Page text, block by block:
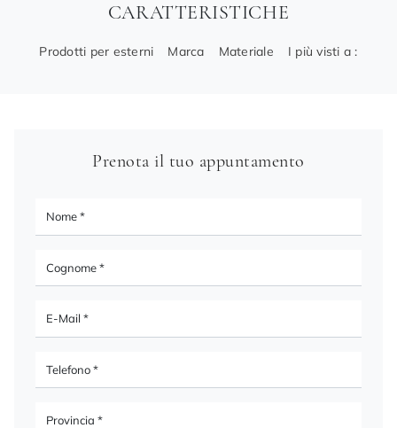
CARATTERISTICHE
Prodotti per esterni Marca Materiale I più visti a :
Prenota il tuo appuntamento